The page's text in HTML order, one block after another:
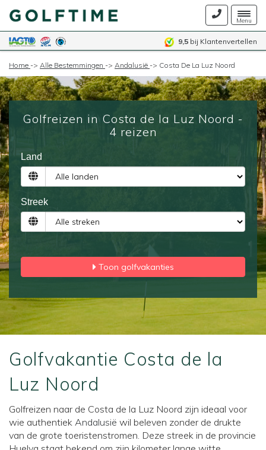
Menu
9,5 bij Klantenvertellen
Home -> Alle Bestemmingen -> Andalusië -> Costa De La Luz Noord
Golfreizen in Costa de la Luz Noord -
4 reizen
Land
Streek
Toon golfvakanties
Golfvakantie Costa de la
Luz Noord
Golfreizen naar de Costa de la Luz Noord zijn ideaal voor
wie authentiek Andalusië wil beleven zonder de drukte
van de grote toeristenstromen. Deze streek in de provincie